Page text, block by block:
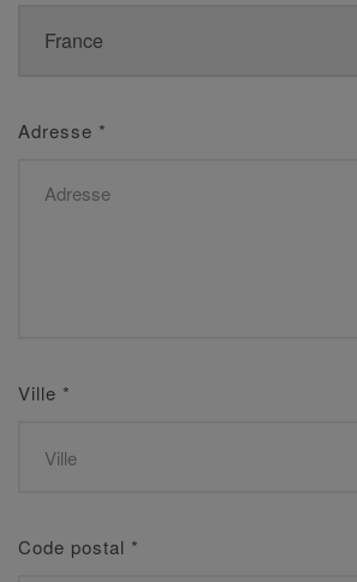
Adresse *
Ville *
Code postal *